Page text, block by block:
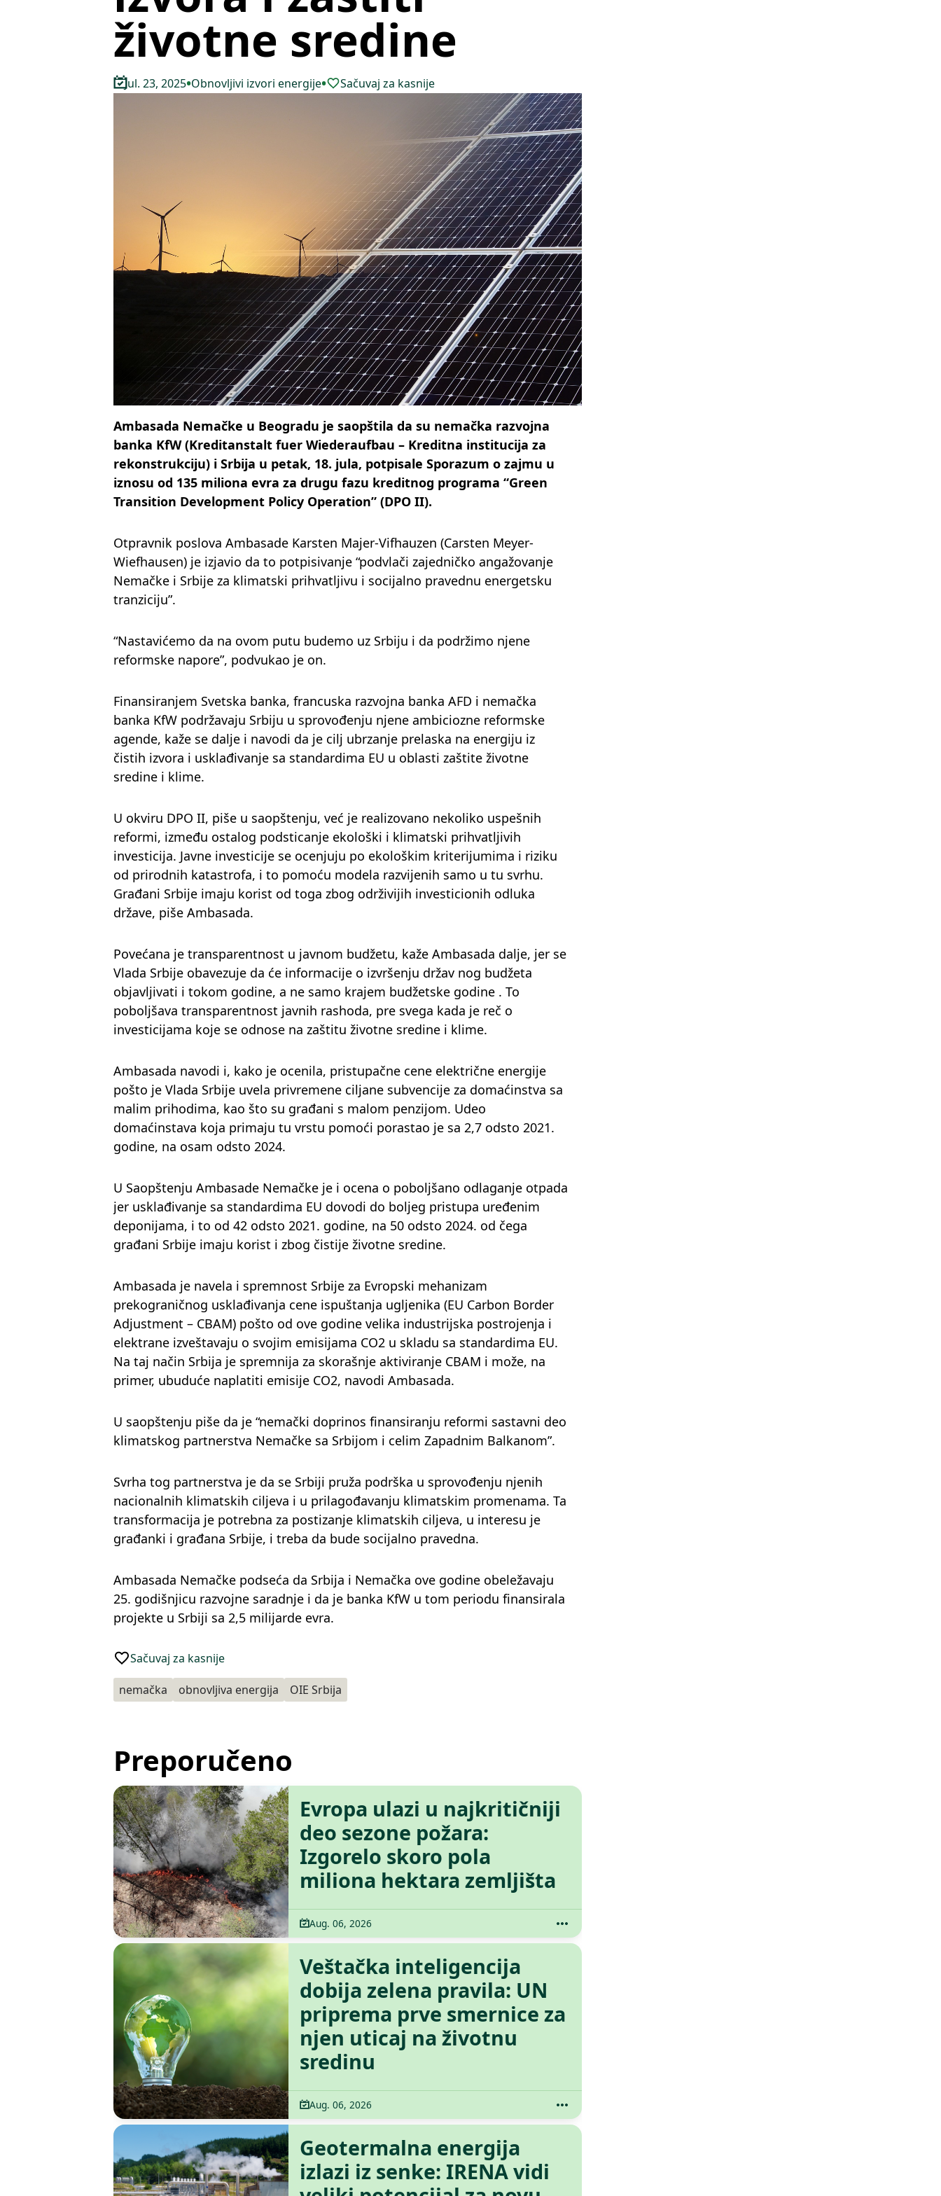
životne sredine
Jul. 23, 2025•Obnovljivi izvori energije• Sačuvaj za kasnije
Ambasada Nemačke u Beogradu je saopštila da su nemačka razvojna
banka KfW (Kreditanstalt fuer Wiederaufbau – Kreditna institucija za
rekonstrukciju) i Srbija u petak, 18. jula, potpisale Sporazum o zajmu u
iznosu od 135 miliona evra za drugu fazu kreditnog programa “Green
Transition Development Policy Operation” (DPO II).
Otpravnik poslova Ambasade Karsten Majer-Vifhauzen (Carsten Meyer-
Wiefhausen) je izjavio da to potpisivanje “podvlači zajedničko angažovanje
Nemačke i Srbije za klimatski prihvatljivu i socijalno pravednu energetsku
tranziciju”.
“Nastavićemo da na ovom putu budemo uz Srbiju i da podržimo njene
reformske napore”, podvukao je on.
Finansiranjem Svetska banka, francuska razvojna banka AFD i nemačka
banka KfW podržavaju Srbiju u sprovođenju njene ambiciozne reformske
agende, kaže se dalje i navodi da je cilj ubrzanje prelaska na energiju iz
čistih izvora i usklađivanje sa standardima EU u oblasti zaštite životne
sredine i klime.
U okviru DPO II, piše u saopštenju, već je realizovano nekoliko uspešnih
reformi, između ostalog podsticanje ekološki i klimatski prihvatljivih
investicija. Javne investicije se ocenjuju po ekološkim kriterijumima i riziku
od prirodnih katastrofa, i to pomoću modela razvijenih samo u tu svrhu.
Građani Srbije imaju korist od toga zbog održivijih investicionih odluka
države, piše Ambasada.
Povećana je transparentnost u javnom budžetu, kaže Ambasada dalje, jer se
Vlada Srbije obavezuje da će informacije o izvršenju držav nog budžeta
objavljivati i tokom godine, a ne samo krajem budžetske godine . To
poboljšava transparentnost javnih rashoda, pre svega kada je reč o
investicijama koje se odnose na zaštitu životne sredine i klime.
Ambasada navodi i, kako je ocenila, pristupačne cene električne energije
pošto je Vlada Srbije uvela privremene ciljane subvencije za domaćinstva sa
malim prihodima, kao što su građani s malom penzijom. Udeo
domaćinstava koja primaju tu vrstu pomoći porastao je sa 2,7 odsto 2021.
godine, na osam odsto 2024.
U Saopštenju Ambasade Nemačke je i ocena o poboljšano odlaganje otpada
jer usklađivanje sa standardima EU dovodi do boljeg pristupa uređenim
deponijama, i to od 42 odsto 2021. godine, na 50 odsto 2024. od čega
građani Srbije imaju korist i zbog čistije životne sredine.
Ambasada je navela i spremnost Srbije za Evropski mehanizam
prekograničnog usklađivanja cene ispuštanja ugljenika (EU Carbon Border
Adjustment – CBAM) pošto od ove godine velika industrijska postrojenja i
elektrane izveštavaju o svojim emisijama CO2 u skladu sa standardima EU.
Na taj način Srbija je spremnija za skorašnje aktiviranje CBAM i može, na
primer, ubuduće naplatiti emisije CO2, navodi Ambasada.
U saopštenju piše da je “nemački doprinos finansiranju reformi sastavni deo
klimatskog partnerstva Nemačke sa Srbijom i celim Zapadnim Balkanom”.
Svrha tog partnerstva je da se Srbiji pruža podrška u sprovođenju njenih
nacionalnih klimatskih ciljeva i u prilagođavanju klimatskim promenama. Ta
transformacija je potrebna za postizanje klimatskih ciljeva, u interesu je
građanki i građana Srbije, i treba da bude socijalno pravedna.
Ambasada Nemačke podseća da Srbija i Nemačka ove godine obeležavaju
25. godišnjicu razvojne saradnje i da je banka KfW u tom periodu finansirala
projekte u Srbiji sa 2,5 milijarde evra.
Sačuvaj za kasnije
nemačka obnovljiva energija OIE Srbija
Preporučeno
Evropa ulazi u najkritičniji
deo sezone požara:
Izgorelo skoro pola
miliona hektara zemljišta
Aug. 06, 2026
Veštačka inteligencija
dobija zelena pravila: UN
priprema prve smernice za
njen uticaj na životnu
sredinu
Aug. 06, 2026
Geotermalna energija
izlazi iz senke: IRENA vidi